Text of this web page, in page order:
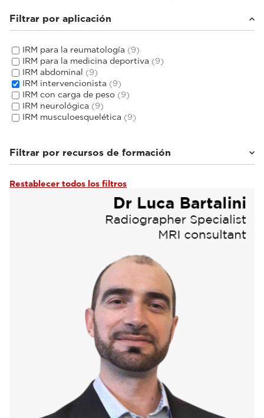
Filtrar por aplicación
IRM para la reumatología (9)
IRM para la medicina deportiva (9)
IRM abdominal (9)
IRM intervencionista (9)
IRM con carga de peso (9)
IRM neurológica (9)
IRM musculoesquelética (9)
Filtrar por recursos de formación
Tutoriales y guías de usuario
Restablecer todos los filtros